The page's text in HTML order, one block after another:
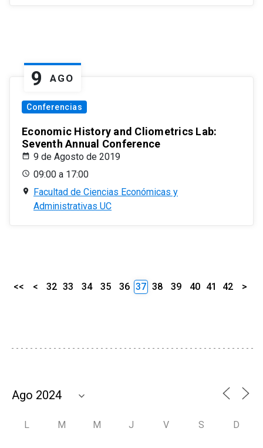
9 AGO
Conferencias
Economic History and Cliometrics Lab:
Seventh Annual Conference
9 de Agosto de 2019
09:00 a 17:00
Facultad de Ciencias Económicas y
Administrativas UC
<< < 32 33 34 35 36 37 38 39 40 41 42 >
L M M J V S D